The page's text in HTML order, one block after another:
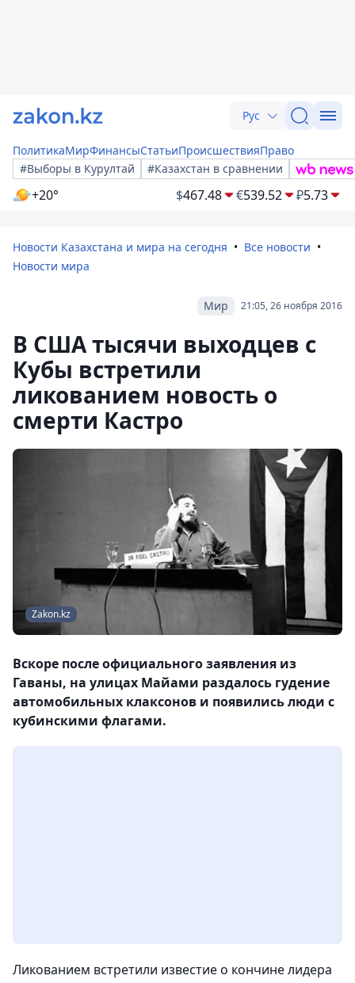
Рус
ПолитикаМирФинансыСтатьиПроисшествияПраво
#Выборы в Курултай
#Казахстан в сравнении
+20° $467.48 €539.52 ₽5.73
Новости Казахстана и мира на сегодня
Все новости
Новости мира
21:05, 26 ноября 2016
Мир
В США тысячи выходцев с
Кубы встретили
ликованием новость о
смерти Кастро
Zakon.kz
Вскоре после официального заявления из
Гаваны, на улицах Майами раздалось гудение
автомобильных клаксонов и появились люди с
кубинскими флагами.
Ликованием встретили известие о кончине лидера